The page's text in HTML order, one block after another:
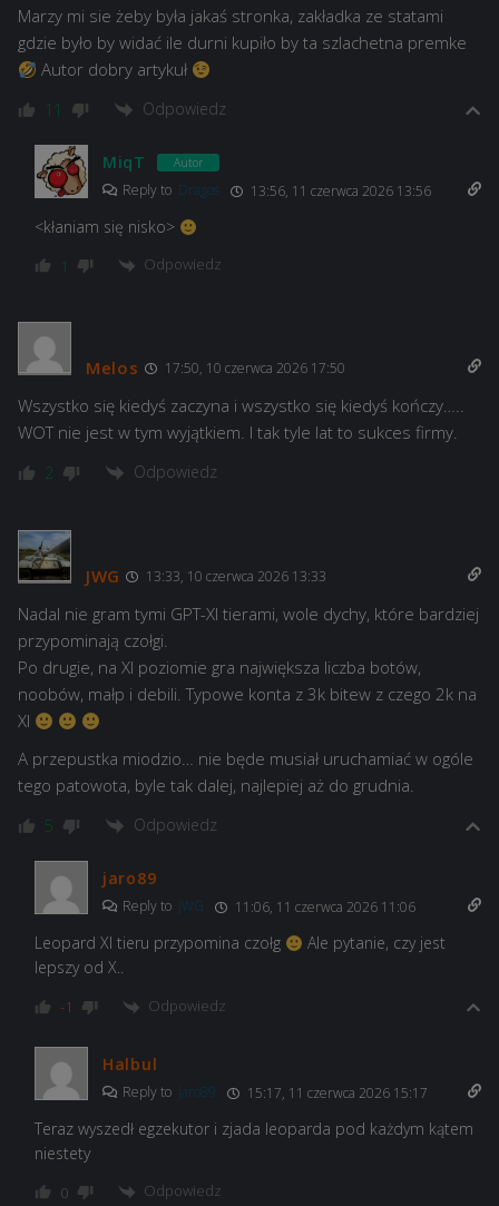
Marzy mi sie żeby była jakaś stronka, zakładka ze statami
gdzie było by widać ile durni kupiło by ta szlachetna premke
Autor dobry artykuł
11 Odpowiedz
MiqT Autor
Reply to Dragos 13:56, 11 czerwca 2026 13:56
<kłaniam się nisko>
1 Odpowiedz
Melos 17:50, 10 czerwca 2026 17:50
Wszystko się kiedyś zaczyna i wszystko się kiedyś kończy…..
WOT nie jest w tym wyjątkiem. I tak tyle lat to sukces firmy.
2 Odpowiedz
JWG 13:33, 10 czerwca 2026 13:33
Nadal nie gram tymi GPT-XI tierami, wole dychy, które bardziej
przypominają czołgi.
Po drugie, na XI poziomie gra największa liczba botów,
noobów, małp i debili. Typowe konta z 3k bitew z czego 2k na
XI
A przepustka miodzio… nie będe musiał uruchamiać w ogóle
tego patowota, byle tak dalej, najlepiej aż do grudnia.
5 Odpowiedz
jaro89
Reply to JWG 11:06, 11 czerwca 2026 11:06
Leopard XI tieru przypomina czołg
Ale pytanie, czy jest
lepszy od X..
-1 Odpowiedz
Halbul
Reply to jaro89 15:17, 11 czerwca 2026 15:17
Teraz wyszedł egzekutor i zjada leoparda pod każdym kątem
niestety
0 Odpowiedz